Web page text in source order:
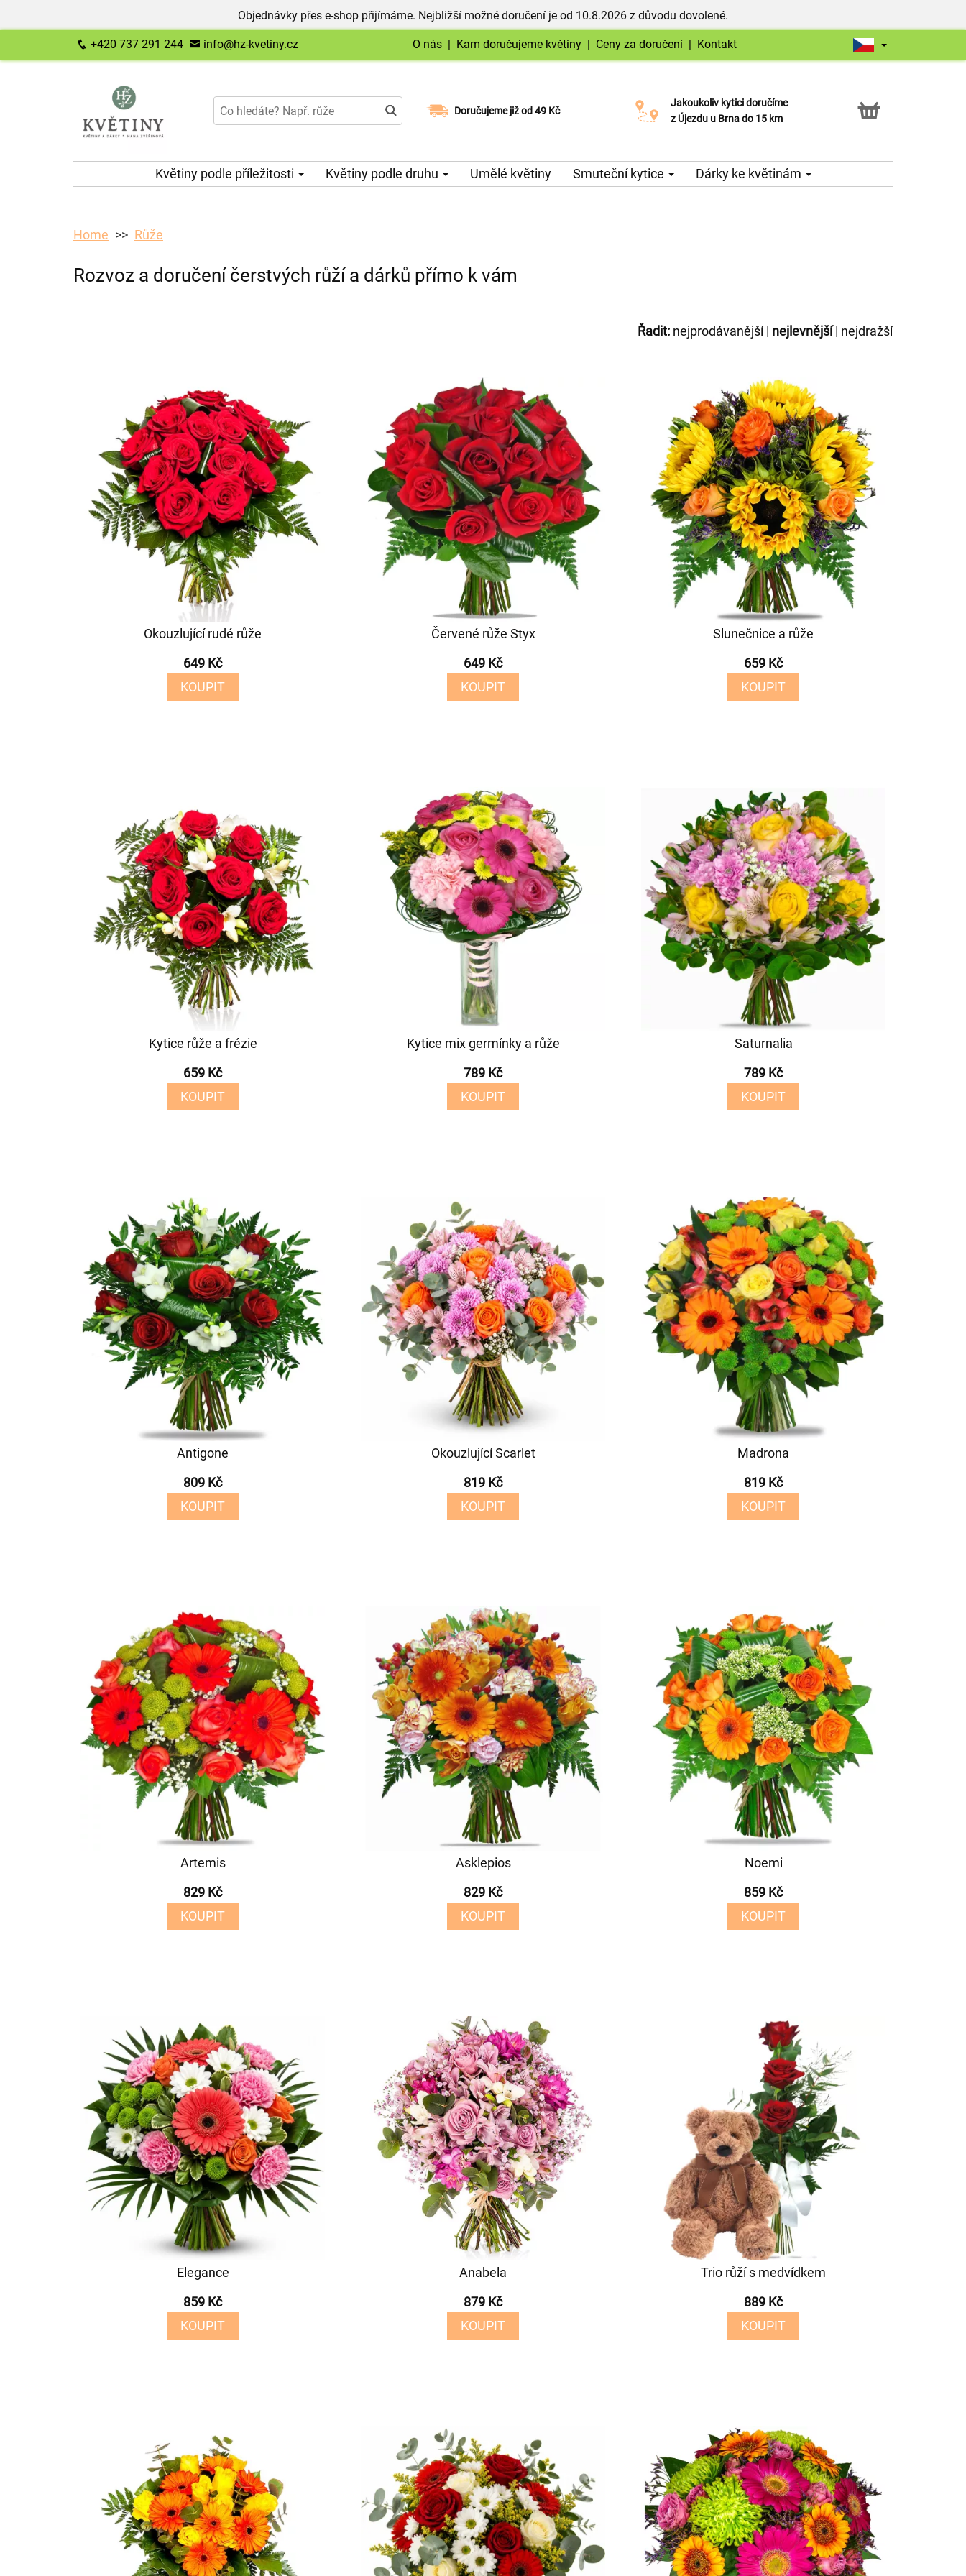
Objednávky přes e-shop přijímáme. Nejbližší možné doručení je od 10.8.2026 z důvodu dovolené.
+420 737 291 244 info@hz-kvetiny.cz O nás | Kam doručujeme květiny | Ceny za doručení | Kontakt
Doručujeme již od 49 Kč
Možný výběr času a dne doručení
Jakoukoliv kytici doručíme
z Újezdu u Brna do 15 km
Možnost vyzvednout v naší květince
Květiny podle příležitosti Květiny podle druhu Umělé květiny Smuteční kytice Dárky ke květinám
Home Růže
Rozvoz a doručení čerstvých růží a dárků přímo k vám
Řadit: nejprodávanější| nejlevnější| nejdražší
Okouzlující rudé růže
649 Kč
KOUPIT
Červené růže Styx
649 Kč
KOUPIT
Slunečnice a růže
659 Kč
KOUPIT
Kytice růže a frézie
659 Kč
KOUPIT
Kytice mix germínky a růže
789 Kč
KOUPIT
Saturnalia
789 Kč
KOUPIT
Antigone
809 Kč
KOUPIT
Okouzlující Scarlet
819 Kč
KOUPIT
Madrona
819 Kč
KOUPIT
Artemis
829 Kč
KOUPIT
Asklepios
829 Kč
KOUPIT
Noemi
859 Kč
KOUPIT
Elegance
859 Kč
KOUPIT
Anabela
879 Kč
KOUPIT
Trio růží s medvídkem
889 Kč
KOUPIT